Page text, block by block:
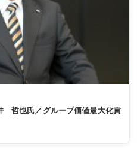
哲也氏／グループ価値最大化貢